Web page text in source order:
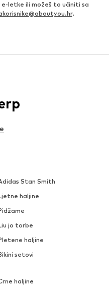
letke ili možeš to učiniti sa
.
Stan Smith
haljine
jo torbe
haljine
setovi
haljine